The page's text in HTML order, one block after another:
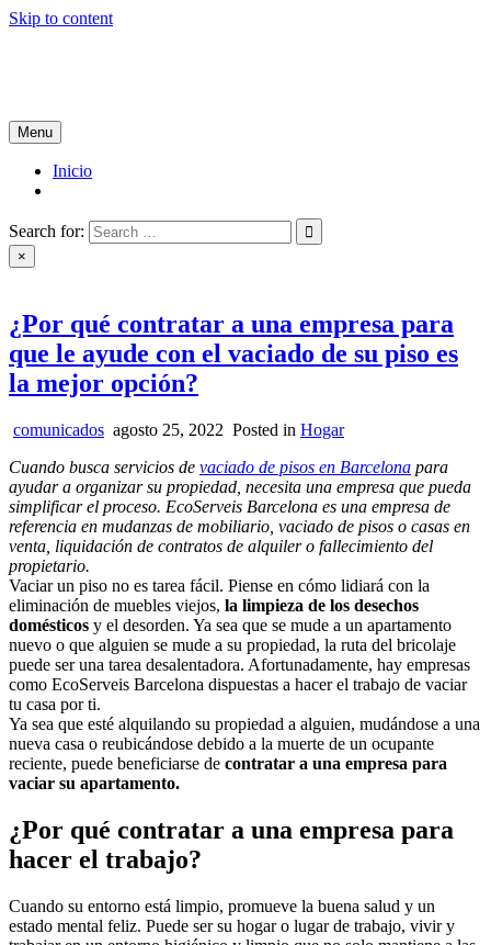
Skip to content
Menu
Inicio
Search for:
×
¿Por qué contratar a una empresa para
que le ayude con el vaciado de su piso es
la mejor opción?
comunicados agosto 25, 2022 Posted in Hogar
Cuando busca servicios de vaciado de pisos en Barcelona para
ayudar a organizar su propiedad, necesita una empresa que pueda
simplificar el proceso. EcoServeis Barcelona es una empresa de
referencia en mudanzas de mobiliario, vaciado de pisos o casas en
venta, liquidación de contratos de alquiler o fallecimiento del
propietario.
Vaciar un piso no es tarea fácil. Piense en cómo lidiará con la
eliminación de muebles viejos, la limpieza de los desechos
domésticos y el desorden. Ya sea que se mude a un apartamento
nuevo o que alguien se mude a su propiedad, la ruta del bricolaje
puede ser una tarea desalentadora. Afortunadamente, hay empresas
como EcoServeis Barcelona dispuestas a hacer el trabajo de vaciar
tu casa por ti.
Ya sea que esté alquilando su propiedad a alguien, mudándose a una
nueva casa o reubicándose debido a la muerte de un ocupante
reciente, puede beneficiarse de contratar a una empresa para
vaciar su apartamento.
¿Por qué contratar a una empresa para
hacer el trabajo?
Cuando su entorno está limpio, promueve la buena salud y un
estado mental feliz. Puede ser su hogar o lugar de trabajo, vivir y